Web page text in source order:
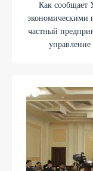
Как сообщает
экономическими
частный